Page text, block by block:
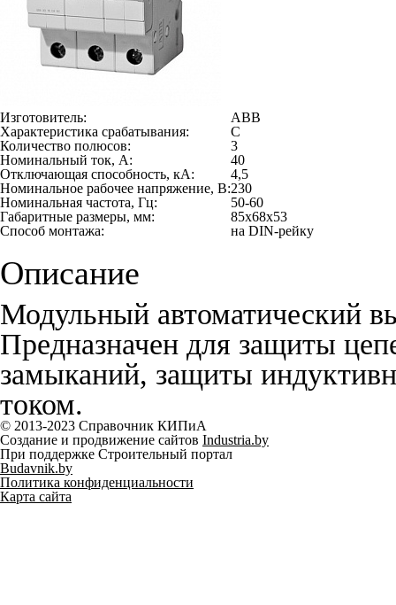
Изготовитель:
ABB
Характеристика срабатывания:
C
Количество полюсов:
3
Номинальный ток, А:
40
Отключающая способность, кА:
4,5
Номинальное рабочее напряжение, В:230
Номинальная частота, Гц:
50-60
Габаритные размеры, мм:
85х68х53
Способ монтажа:
на DIN-рейку
Описание
Модульный автоматический
Предназначен для защиты
замыканий, защиты
током.
© 2013-2023 Справочник КИПиА
Создание и продвижение сайтов Industria.by
При поддержке Строительный портал
Budavnik.by
Политика конфиденциальности
Карта сайта